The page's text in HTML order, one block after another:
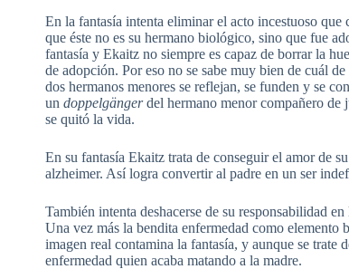
En la fantasía intenta eliminar el acto incestuoso
que éste no es su hermano biológico, sino que fue
fantasía y Ekaitz no siempre es capaz de borrar la
de adopción. Por eso no se sabe muy bien de cuál
dos hermanos menores se reflejan, se funden y se
un doppelgängerdel hermano menor compañero de
se quitó la vida.
En su fantasía Ekaitz trata de conseguir el amor de
alzheimer. Así logra convertir al padre en un ser
También intenta deshacerse de su responsabilidad
Una vez más la bendita enfermedad como elemento
imagen real contamina la fantasía, y aunque se trate
enfermedad quien acaba matando a la madre.